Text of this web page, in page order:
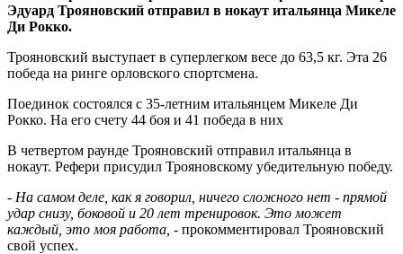
Эдуард Трояновский отправил в нокаут итальянца Микеле
Ди Рокко.
Трояновский выступает в суперлегком весе до 63,5 кг. Эта 26
победа на ринге орловского спортсмена.
Поединок состоялся с 35-летним итальянцем Микеле Ди
Рокко. На его счету 44 боя и 41 победа в них
В четвертом раунде Трояновский отправил итальянца в
нокаут. Рефери присудил Трояновскому убедительную победу.
- На самом деле, как я говорил, ничего сложного нет - прямой
удар снизу, боковой и 20 лет тренировок. Это может
каждый, это моя работа, - прокомментировал Трояновский
свой успех.